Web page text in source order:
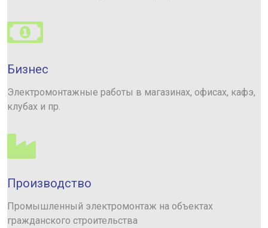
Бизнес
Электромонтажные работы в магазинах, офисах, кафэ,
клубах и пр.
Производство
Промышленный электромонтаж на объектах
гражданского строительства